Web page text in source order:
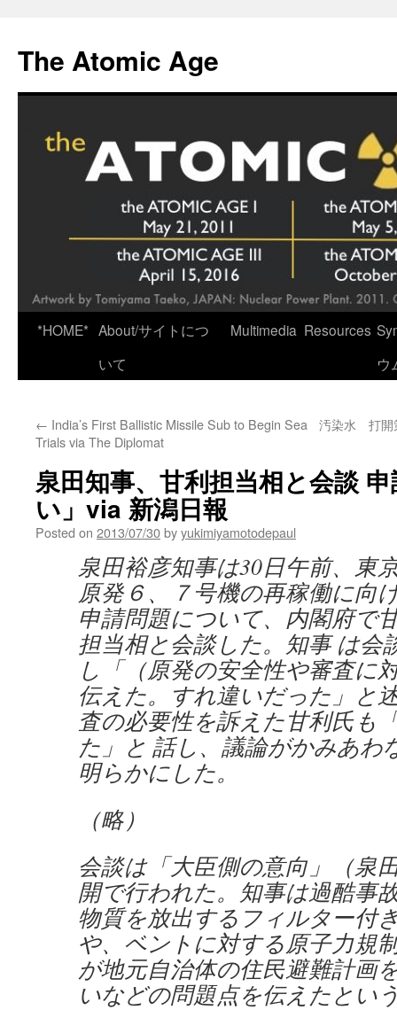
content
The Atomic Age
*HOME* About/サイトにつ
いて
Multimedia Resources
ウ
← India’s First Ballistic Missile Sub to Begin Sea
Trials via The Diplomat
汚染水 打開
泉田知事、甘利担当相と会談
い」via 新潟日報
Posted on 2013/07/30byyukimiyamotodepaul
泉田裕彦知事は30日午前、東
原発６、７号機の再稼働に向
申請問題について、内閣府で
担当相と会談した。知事 は会
し「（原発の安全性や審査に
伝えた。すれ違いだった」と
査の必要性を訴えた甘利氏も
た」と 話し、議論がかみあわ
明らかにした。
（略）
会談は「大臣側の意向」（泉
開で行われた。知事は過酷事
物質を放出するフィルター付
や、ベントに対する原子力規
が地元自治体の住民避難計画
いなどの問題点を伝えたとい